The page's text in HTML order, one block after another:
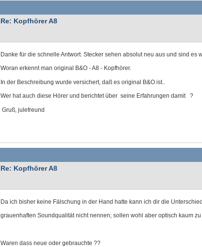
Re: Kopfhörer A8
Danke für die schnelle Antwort. Stecker sehen absolut neu aus und sind es
Woran erkennt man original B&O - A8 - Kopfhörer.
In der Beschreibung wurde versichert, daß es original B&O ist..
Wer hat auch diese Hörer und berichtet über seine Erfahrungen damit ?
Gruß, julefreund
Re: Kopfhörer A8
Da ich bisher keine Fälschung in der Hand hatte kann ich dir die
grauenhaften Soundqualität nicht nennen; sollen wohl aber optisch kaum zu
Waren dass neue oder gebrauchte ??